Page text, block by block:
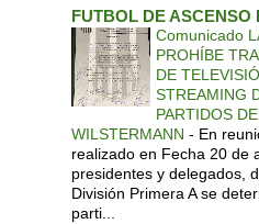
FUTBOL DE ASCENSO
Comunicado
PROHÍBE
DE
STREAMING
PARTIDOS DE
WILSTERMANN - En
realizado en Fecha 20 de
presidentes y delegados,
División Primera A se
parti...